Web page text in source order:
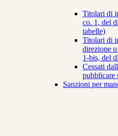
Titolari di
co. 1, del
tabelle)
Titolari di
direzione
1-bis, del
Cessati
pubblicare
Sanzioni per